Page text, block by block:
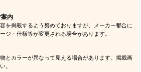
内
を掲載するよう努めておりますが、メーカー都合に
ジ・仕様等が変更される場合があります。
とカラーが異なって見える場合があります。掲載画
。